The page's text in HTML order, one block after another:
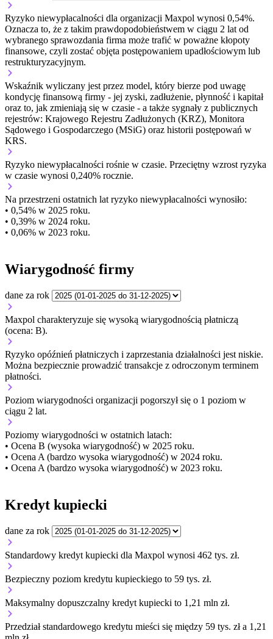
Ryzyko niewypłacalności dla organizacji Maxpol wynosi 0,54%.
Oznacza to, że z takim prawdopodobieństwem w ciągu 2 lat od
wybranego sprawozdania firma może trafić w poważne kłopoty
finansowe, czyli zostać objęta postępowaniem upadłościowym lub
restrukturyzacyjnym.
Wskaźnik wyliczany jest przez model, który bierze pod uwagę
kondycję finansową firmy - jej zyski, zadłużenie, płynność i kapitał
oraz to, jak zmieniają się w czasie - a także sygnały z publicznych
rejestrów: Krajowego Rejestru Zadłużonych (KRZ), Monitora
Sądowego i Gospodarczego (MSiG) oraz historii postępowań w
KRS.
Ryzyko niewypłacalności rośnie w czasie. Przeciętny wzrost ryzyka
w czasie wynosi 0,240% rocznie.
Na przestrzeni ostatnich lat ryzyko niewypłacalności wynosiło:
• 0,54% w 2025 roku.
• 0,39% w 2024 roku.
• 0,06% w 2023 roku.
Wiarygodność firmy
dane za rok
Maxpol charakteryzuje się wysoką wiarygodnością płatniczą
(ocena: B).
Ryzyko opóźnień płatniczych i zaprzestania działalności jest niskie.
Można bezpiecznie prowadzić transakcje z odroczonym terminem
płatności.
Poziom wiarygodności organizacji pogorszył się o 1 poziom w
ciągu 2 lat.
Poziomy wiarygodności w ostatnich latach:
• Ocena B (wysoka wiarygodność) w 2025 roku.
• Ocena A (bardzo wysoka wiarygodność) w 2024 roku.
• Ocena A (bardzo wysoka wiarygodność) w 2023 roku.
Kredyt kupiecki
dane za rok
Standardowy kredyt kupiecki dla Maxpol wynosi 462 tys. zł.
Bezpieczny poziom kredytu kupieckiego to 59 tys. zł.
Maksymalny dopuszczalny kredyt kupiecki to 1,21 mln zł.
Przedział standardowego kredytu mieści się między 59 tys. zł a 1,21